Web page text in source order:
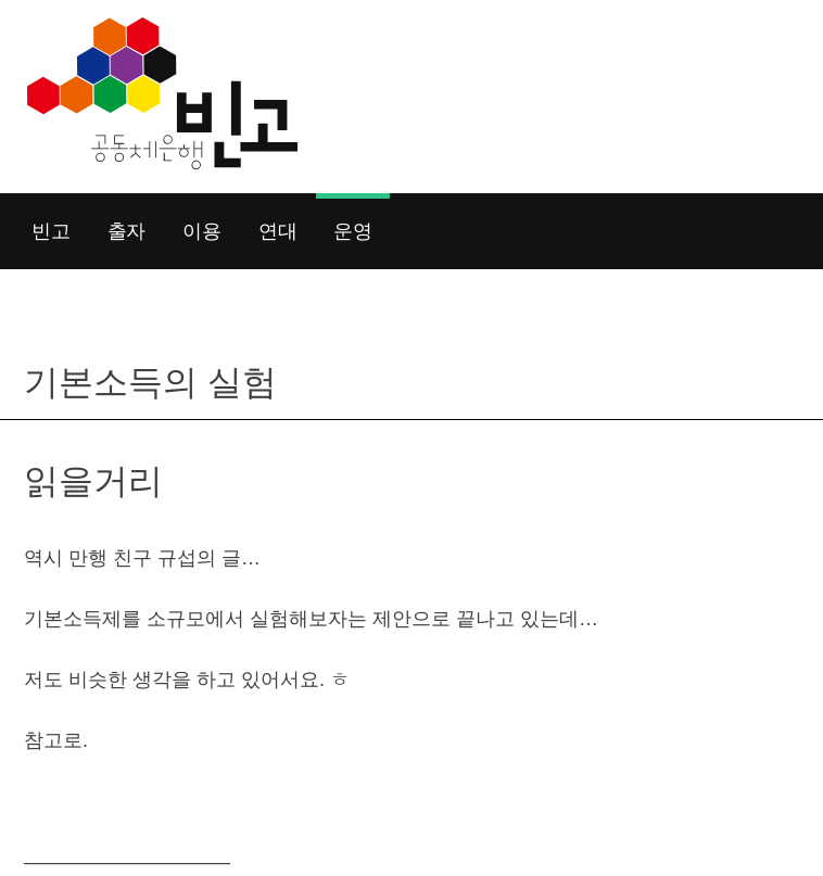
빈고 출자 이용 연대 운영
기본소득의 실험
읽을거리
역시 만행 친구 규섭의 글…
기본소득제를 소규모에서 실험해보자는 제안으로 끝나고 있는데…
저도 비슷한 생각을 하고 있어서요. ㅎ
참고로.
——————————–